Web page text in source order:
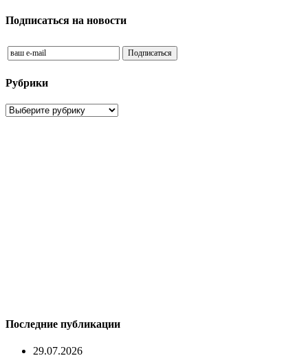
Подписаться на новости
Рубрики
Рубрики
Последние публикации
29.07.2026